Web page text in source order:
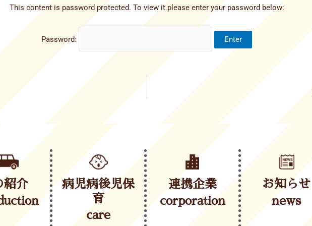
This content is password protected. To view it please enter your password below:
Password:
紹介
病児病後児保
育
care
連携企業
corporation
お知らせ
news